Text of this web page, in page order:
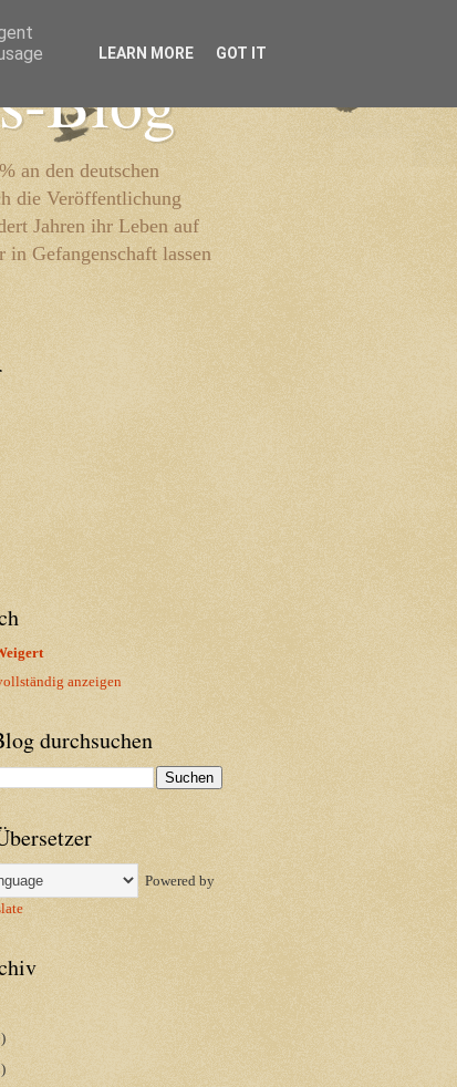
Blog
an den deutschen
die Veröffentlichung
Jahren ihr Leben auf
Gefangenschaft lassen
anzeigen
durchsuchen
Powered by
LEARN MORE GOT IT